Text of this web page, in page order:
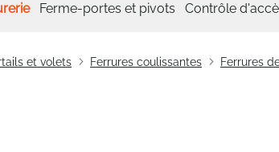
Ferme-portes et pivots Contrôle
et volets Ferrures coulissantes Ferrures